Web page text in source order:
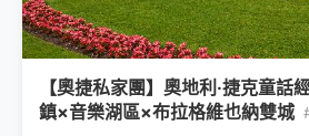
【奧捷私家團】奧地利·捷克童話
鎮×音樂湖區×布拉格維也納雙城